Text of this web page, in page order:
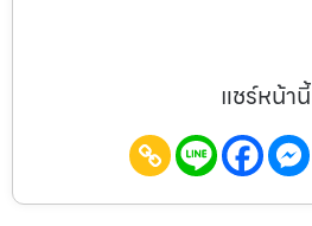
แชร์หน้านี้